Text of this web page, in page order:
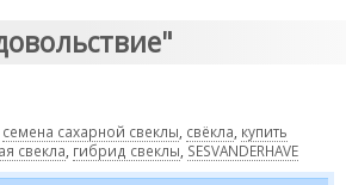
семена сахарной свеклы свёкла купить
свекла гибрид свеклы SESVANDERHAVE